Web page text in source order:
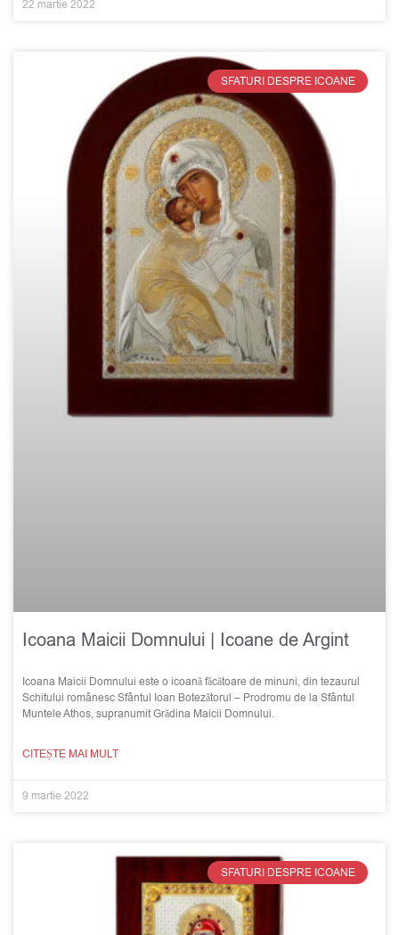
22 martie 2022
SFATURI DESPRE ICOANE
Icoana Maicii Domnului | Icoane de Argint
Icoana Maicii Domnului este o icoană făcătoare de minuni, din tezaurul
Schitului românesc Sfântul Ioan Botezătorul – Prodromu de la Sfântul
Muntele Athos, supranumit Grădina Maicii Domnului.
CITEȘTE MAI MULT
9 martie 2022
SFATURI DESPRE ICOANE